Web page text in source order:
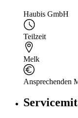
Haubis GmbH
Teilzeit
Melk
Ansprechenden